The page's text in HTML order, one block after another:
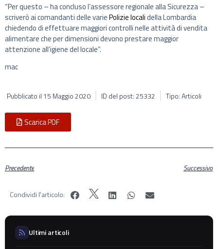
“Per questo – ha concluso l’assessore regionale alla Sicurezza –
scriverò ai comandanti delle variePolizie localidella Lombardia
chiedendo di effettuare maggiori controlli nelle attività di vendita
alimentare che per dimensioni devono prestare maggior
attenzione all’igiene del locale”.
mac
Pubblicato il 15 Maggio 2020 ID del post: 25332 Tipo: Articoli
Scarica PDF
Precedente Successivo
Condividi l'articolo:
Ultimi articoli